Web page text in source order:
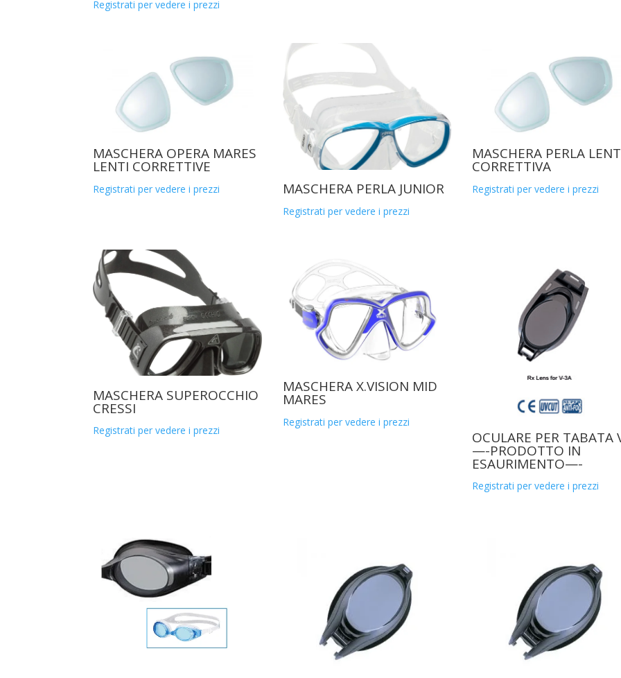
Registrati per vedere i prezzi
MASCHERA OPERA MARES
LENTI CORRETTIVE
Registrati per vedere i prezzi MASCHERA PERLA JUNIOR
Registrati per vedere i prezzi
MASCHERA PERLA
CORRETTIVA
Registrati per vedere i prezzi
MASCHERA SUPEROCCHIO
CRESSI
Registrati per vedere i prezzi
MASCHERA X.VISION MID
MARES
Registrati per vedere i prezzi
OCULARE PER TABATA
—-PRODOTTO IN
ESAURIMENTO—-
Registrati per vedere i prezzi